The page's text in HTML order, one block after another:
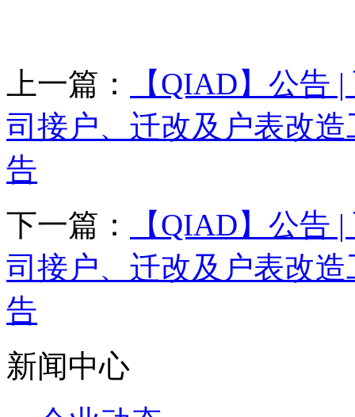
上一篇：
【QIAD】公告
司接户、迁改及户表改
告
下一篇：
【QIAD】公告
司接户、迁改及户表改
告
新闻中心